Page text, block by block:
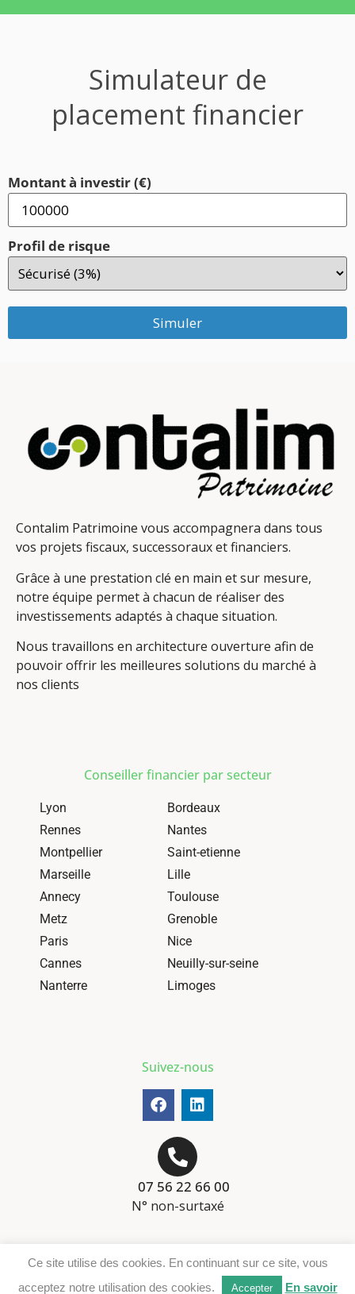
Simulateur de
placement financier
Montant à investir (€)
Profil de risque
Simuler
Contalim Patrimoine vous accompagnera dans tous
vos projets fiscaux, successoraux et financiers.
Grâce à une prestation clé en main et sur mesure,
notre équipe permet à chacun de réaliser des
investissements adaptés à chaque situation.
Nous travaillons en architecture ouverture afin de
pouvoir offrir les meilleures solutions du marché à
nos clients
Conseiller financier par secteur
Lyon
Bordeaux
Rennes
Nantes
Montpellier
Saint-etienne
Marseille
Lille
Annecy
Toulouse
Metz
Grenoble
Paris
Nice
Cannes
Neuilly-sur-seine
Nanterre
Limoges
Suivez-nous
07 56 22 66 00
N° non-surtaxé
Téléchargement DER
Ce site utilise des cookies. En continuant sur ce site, vous
acceptez notre utilisation des cookies.
Accepter En savoir